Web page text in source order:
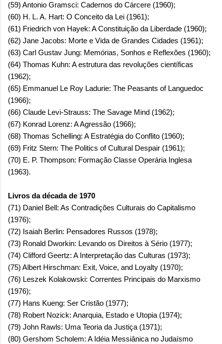
(59) Antonio Gramsci: Cadernos do Cárcere (1960);
(60) H. L. A. Hart: O Conceito da Lei (1961);
(61) Friedrich von Hayek: A Constituição da Liberdade (1960);
(62) Jane Jacobs: Morte e Vida de Grandes Cidades (1961);
(63) Carl Gustav Jung: Memórias, Sonhos e Reflexões (1960);
(64) Thomas Kuhn: A estrutura das revoluções científicas
(1962);
(65) Emmanuel Le Roy Ladurie: The Peasants of Languedoc
(1966);
(66) Claude Levi-Strauss: The Savage Mind (1962);
(67) Konrad Lorenz: A Agressão (1966);
(68) Thomas Schelling: A Estratégia do Conflito (1960);
(69) Fritz Stern: The Politics of Cultural Despair (1961);
(70) E. P. Thompson: Formação Classe Operária Inglesa
(1963).
Livros da década de 1970
(71) Daniel Bell: As Contradições Culturais do Capitalismo
(1976);
(72) Isaiah Berlin: Pensadores Russos (1978);
(73) Ronald Dworkin: Levando os Direitos à Sério (1977);
(74) Clifford Geertz: A Interpretação das Culturas (1973);
(75) Albert Hirschman: Exit, Voice, and Loyalty (1970);
(76) Leszek Kolakowski: Correntes Principais do Marxismo
(1976);
(77) Hans Kueng: Ser Cristão (1977);
(78) Robert Nozick: Anarquia, Estado e Utopia (1974);
(79) John Rawls: Uma Teoria da Justiça (1971);
(80) Gershom Scholem: A Idéia Messiânica no Judaísmo